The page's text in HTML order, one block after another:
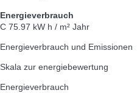
Energieverbrauch
C 75.97 kW h / m² Jahr
Energieverbrauch und Emissionen
Skala zur energiebewertung
Energieverbrauch